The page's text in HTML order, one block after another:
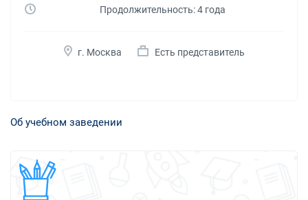
Продолжительность: 4 года
г. Москва Есть представитель
Об учебном заведении